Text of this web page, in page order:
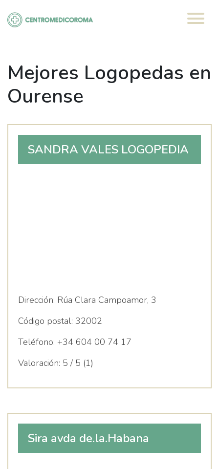
contenido
Mejores Logopedas en
Ourense
SANDRA VALES LOGOPEDIA
Dirección: Rúa Clara Campoamor, 3
Código postal: 32002
Teléfono: +34 604 00 74 17
Valoración: 5 / 5 (1)
Sira avda de.la.Habana